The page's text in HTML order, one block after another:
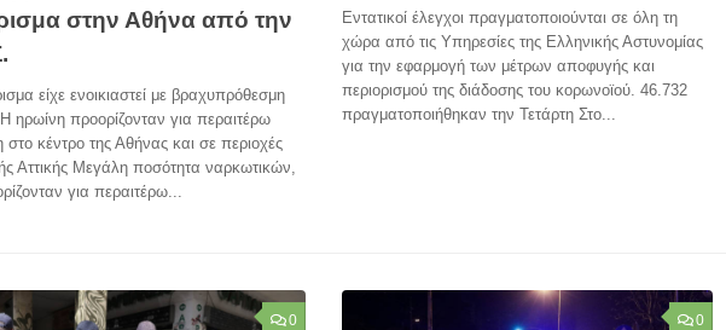
στην Αθήνα από την
είχε ενοικιαστεί με βραχυπρόθεσμη
ηρωίνη προορίζονταν για περαιτέρω
στο κέντρο της Αθήνας και σε περιοχές
Αττικής Μεγάλη ποσότητα ναρκωτικών,
για περαιτέρω...
Εντατικοί έλεγχοι πραγματοποιούνται σε όλη τη
χώρα από τις Υπηρεσίες της Ελληνικής Αστυνομίας
για την εφαρμογή των μέτρων αποφυγής και
περιορισμού της διάδοσης του κορωνοϊού. 46.732
πραγματοποιήθηκαν την Τετάρτη Στο...
0 0